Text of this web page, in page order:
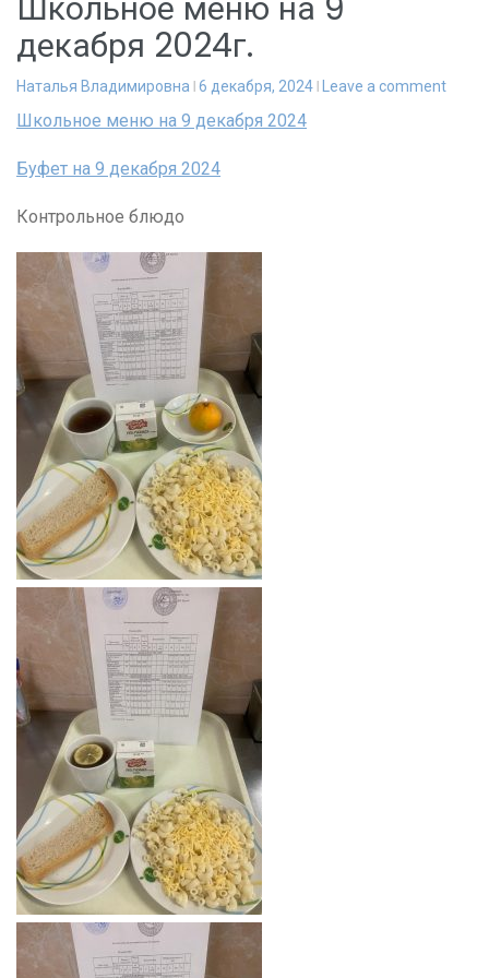
декабря 2024г.
Наталья Владимировна 6 декабря, 2024 Leave a comment
Школьное меню на 9 декабря 2024
Буфет на 9 декабря 2024
Контрольное блюдо